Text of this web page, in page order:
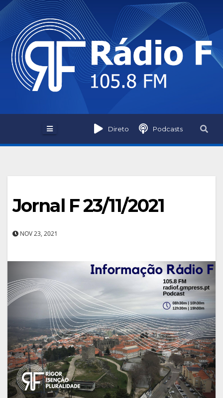
Skip
to
content
Direto Podcasts
Jornal F 23/11/2021
NOV 23, 2021